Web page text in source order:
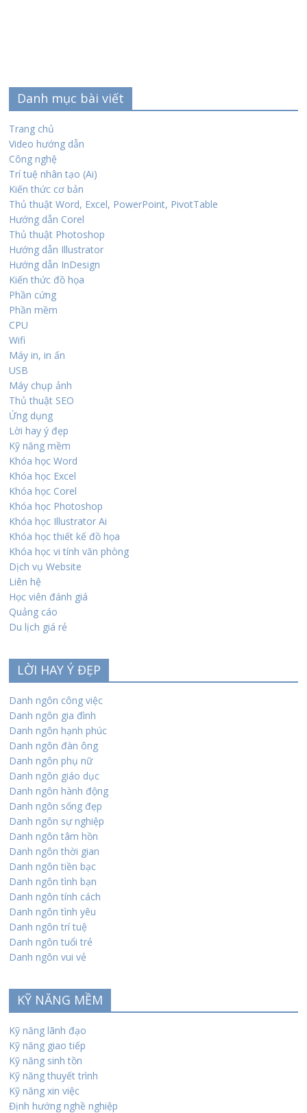
Danh mục bài viết
Trang chủ
Video hướng dẫn
Công nghệ
Trí tuệ nhân tạo (Ai)
Kiến thức cơ bản
Thủ thuật Word, Excel, PowerPoint, PivotTable
Hướng dẫn Corel
Thủ thuật Photoshop
Hướng dẫn Illustrator
Hướng dẫn InDesign
Kiến thức đồ họa
Phần cứng
Phần mềm
CPU
Wifi
Máy in, in ấn
USB
Máy chụp ảnh
Thủ thuật SEO
Ứng dụng
Lời hay ý đẹp
Kỹ năng mềm
Khóa học Word
Khóa học Excel
Khóa học Corel
Khóa học Photoshop
Khóa học Illustrator Ai
Khóa học thiết kế đồ họa
Khóa học vi tính văn phòng
Dịch vụ Website
Liên hệ
Học viên đánh giá
Quảng cáo
Du lịch giá rẻ
LỜI HAY Ý ĐẸP
Danh ngôn công việc
Danh ngôn gia đình
Danh ngôn hạnh phúc
Danh ngôn đàn ông
Danh ngôn phụ nữ
Danh ngôn giáo dục
Danh ngôn hành động
Danh ngôn sống đẹp
Danh ngôn sự nghiệp
Danh ngôn tâm hồn
Danh ngôn thời gian
Danh ngôn tiền bạc
Danh ngôn tình bạn
Danh ngôn tính cách
Danh ngôn tình yêu
Danh ngôn trí tuệ
Danh ngôn tuổi trẻ
Danh ngôn vui vẻ
KỸ NĂNG MỀM
Kỹ năng lãnh đạo
Kỹ năng giao tiếp
Kỹ năng sinh tồn
Kỹ năng thuyết trình
Kỹ năng xin việc
Định hướng nghề nghiệp